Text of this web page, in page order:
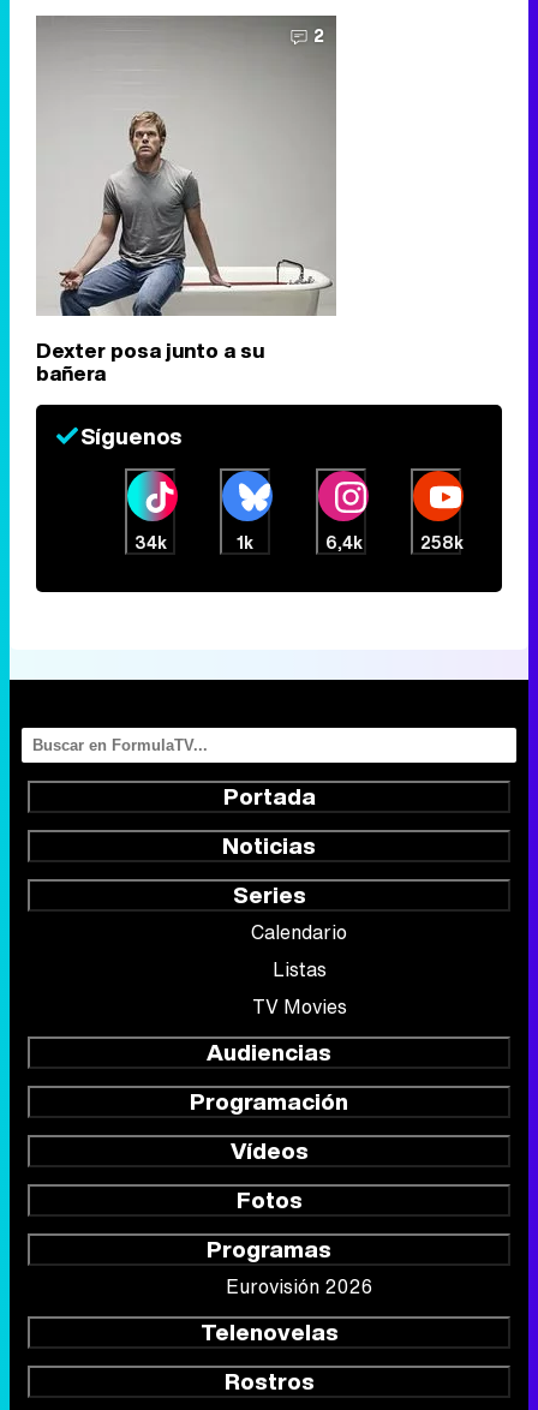
2
Dexter posa junto a su
bañera
Síguenos
34k 1k 6,4k 258k
Portada
Noticias
Series
Calendario
Listas
TV Movies
Audiencias
Programación
Vídeos
Fotos
Programas
Eurovisión 2026
Telenovelas
Rostros